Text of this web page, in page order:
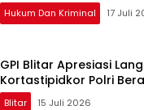
Hukum Dan Kriminal 17 Juli
GPI Blitar Apresiasi
Kortastipidkor Polri
Blitar 15 Juli 2026